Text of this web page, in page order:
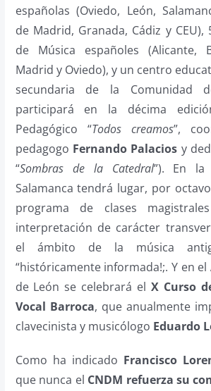
españolas (Oviedo, León,
de Madrid, Granada, Cádiz y
de Música españoles (Alicante,
Madrid y Oviedo), y un centro
secundaria de la Comunidad
participará en la décima
Pedagógico “Todos creamos”,
pedagogo Fernando Palacios y
“Sombras de la Catedral”). En la
Salamanca tendrá lugar, por
programa de clases
interpretación de carácter
el ámbito de la música
“históricamente informada!;. Y en
de León se celebrará el X Curso
Vocal Barroca, que anualmente
clavecinista y musicólogo Eduardo
Como ha indicado Francisco
que nunca el CNDM refuerza su